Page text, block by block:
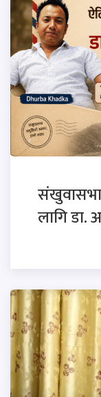
लागि डा.